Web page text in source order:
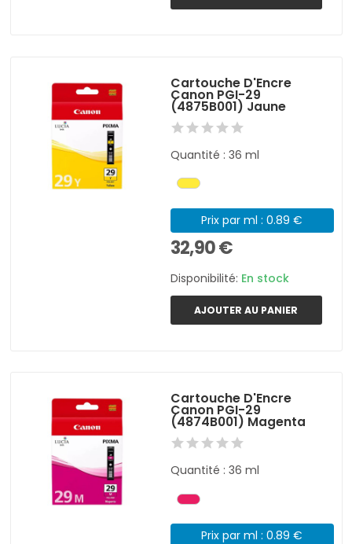
Cartouche D'Encre
Canon PGI-29
(4875B001) Jaune
Quantité : 36 ml
Prix par ml : 0.89 €
32,90 €
Disponibilité: En stock
AJOUTER AU PANIER
Cartouche D'Encre
Canon PGI-29
(4874B001) Magenta
Quantité : 36 ml
Prix par ml : 0.89 €